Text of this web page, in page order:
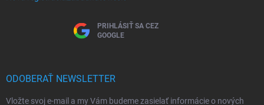
PRIHLÁSIŤ SA CEZ
GOOGLE
ODOBERAŤ NEWSLETTER
Vložte svoj e-mail a my Vám budeme zasielať informácie o nových